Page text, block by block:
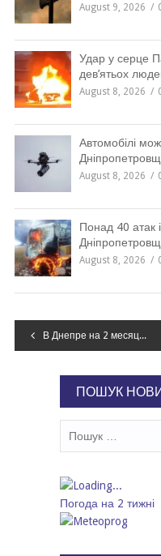
August 9, 2026
Удар у серце
дев’ятьох
August 8, 2026
Автомобілі
August 8, 2026
Понад 40 атак
August 8, 2026
Навігація
В Днепре на 2 месяца сузят тротуарную часть на двух улицах: каких и почему
ПОШУК
Погода на 2 тижні